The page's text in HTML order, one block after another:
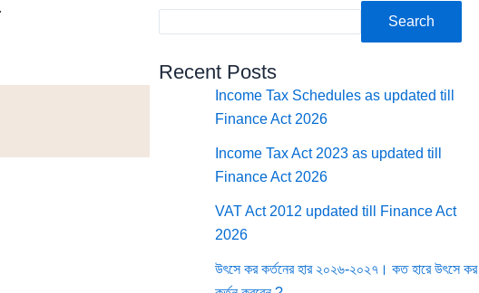
Search
Recent Posts
Income Tax Schedules as updated till
Finance Act 2026
Income Tax Act 2023 as updated till
Finance Act 2026
VAT Act 2012 updated till Finance Act
2026
উৎসে কর কর্তনের হার ২০২৬-২০২৭। কত হারে উৎসে কর